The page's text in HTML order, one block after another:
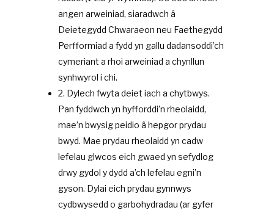
angen arweiniad, siaradwch â
Deietegydd Chwaraeon neu Faethegydd
Perfformiad a fydd yn gallu dadansoddi’ch
cymeriant a rhoi arweiniad a chynllun
synhwyrol i chi.
2. Dylech fwyta deiet iach a chytbwys.
Pan fyddwch yn hyfforddi’n rheolaidd,
mae’n bwysig peidio â hepgor prydau
bwyd. Mae prydau rheolaidd yn cadw
lefelau glwcos eich gwaed yn sefydlog
drwy gydol y dydd a’ch lefelau egni’n
gyson. Dylai eich prydau gynnwys
cydbwysedd o garbohydradau (ar gyfer